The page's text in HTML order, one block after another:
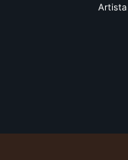
Artista